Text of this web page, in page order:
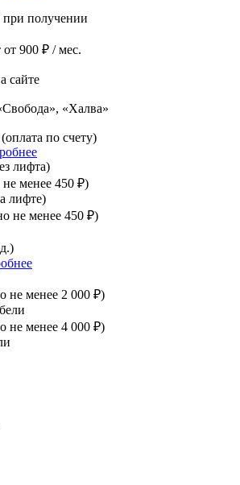
получении
от 900 ₽ / мес.
сайте
«Халва»
по счету)
лифта)
менее 450 ₽)
лифте)
не менее 450 ₽)
не менее 2 000 ₽)
не менее 4 000 ₽)